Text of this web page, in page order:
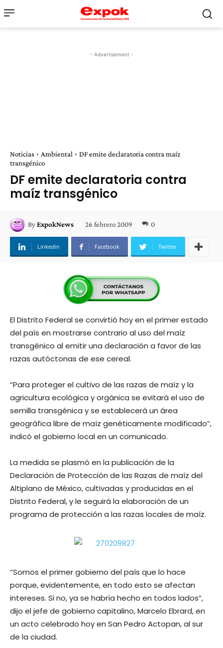
- Advertisement -
Noticias Ambiental
DF emite declaratoria contra maíz
transgénico
DF emite declaratoria contra
maíz transgénico
ByExpokNews 26 febrero 2009 0
Linkedin Facebook Twitter
El Distrito Federal se convirtió hoy en el primer estado
del país en mostrarse contrario al uso del maíz
transgénico al emitir una declaración a favor de las
razas autóctonas de ese cereal.
“Para proteger el cultivo de las razas de maíz y la
agricultura ecológica y orgánica se evitará el uso de
semilla transgénica y se establecerá un área
geográfica libre de maíz genéticamente modificado”,
indicó el gobierno local en un comunicado.
La medida se plasmó en la publicación de la
Declaración de Protección de las Razas de maíz del
Altiplano de México, cultivadas y producidas en el
Distrito Federal, y le seguirá la elaboración de un
programa de protección a las razas locales de maíz.
“Somos el primer gobierno del país que lo hace
porque, evidentemente, en todo esto se afectan
intereses. Si no, ya se habría hecho en todos lados”,
dijo el jefe de gobierno capitalino, Marcelo Ebrard, en
un acto celebrado hoy en San Pedro Actopan, al sur
de la ciudad.